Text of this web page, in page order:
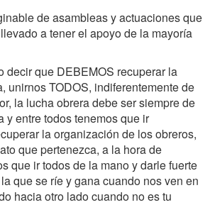
de asambleas y actuaciones que
a tener el apoyo de la mayoría
decir que DEBEMOS recuperar la
unirnos TODOS, indiferentemente de
la lucha obrera debe ser siempre de
y entre todos tenemos que ir
la organización de los obreros,
que pertenezca, a la hora de
que ir todos de la mano y darle fuerte
que se ríe y gana cuando nos ven en
hacia otro lado cuando no es tu